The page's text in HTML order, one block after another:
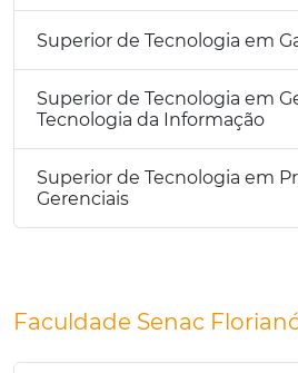
Superior de Tecnologia em
Superior de Tecnologia em
Tecnologia da Informação
Superior de Tecnologia em
Gerenciais
Faculdade Senac